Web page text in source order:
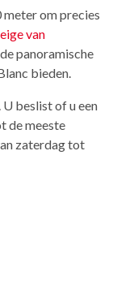
om precies
van
panoramische
bieden.
beslist of u een
de meeste
zaterdag tot